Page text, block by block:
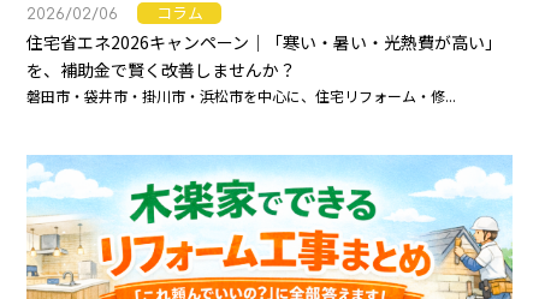
2026/02/06 コラム
住宅省エネ2026キャンペーン｜「寒い・暑い・光熱費が高い」
を、補助金で賢く改善しませんか？
磐田市・袋井市・掛川市・浜松市を中心に、住宅リフォーム・修...